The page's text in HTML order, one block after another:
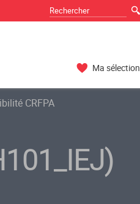
Ma sélection
CRFPA